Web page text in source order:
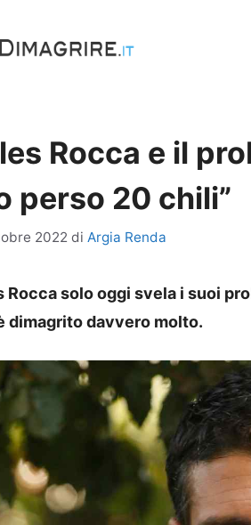
Rocca e il
perso 20 chili”
2022 di Argia Renda
Rocca solo oggi svela i suoi
dimagrito davvero molto.